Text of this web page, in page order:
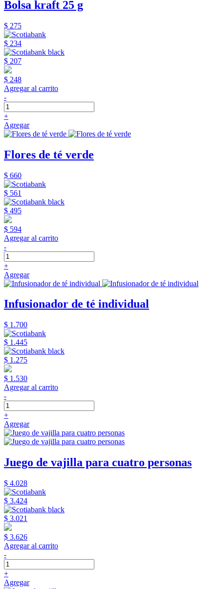
Bolsa kraft 25 g
$ 275
$ 234
$ 207
$ 248
Agregar al carrito
-
+
Agregar
Flores de té verde
$ 660
$ 561
$ 495
$ 594
Agregar al carrito
-
+
Agregar
Infusionador de té individual
$ 1.700
$ 1.445
$ 1.275
$ 1.530
Agregar al carrito
-
+
Agregar
Juego de vajilla para cuatro personas
$ 4.028
$ 3.424
$ 3.021
$ 3.626
Agregar al carrito
-
+
Agregar